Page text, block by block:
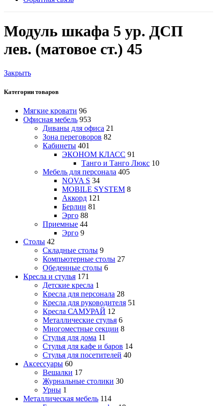
Модуль шкафа 5 ур. ДСП
лев. (матовое ст.) 45
Закрыть
Категории товаров
Мягкие кровати 96
Офисная мебель 953
Диваны для офиса 21
Зона переговоров 82
Кабинеты 401
ЭКОНОМ КЛАСС 91
Танго и Танго Люкс 10
Мебель для персонала 405
NOVA S 34
MOBILE SYSTEM 8
Аккорд 121
Берлин 81
Эрго 88
Приемные 44
Эрго 9
Столы 42
Складные столы 9
Компьютерные столы 27
Обеденные столы 6
Кресла и стулья 171
Детские кресла 1
Кресла для персонала 28
Кресла для руководителя 51
Кресла САМУРАЙ 12
Металлические стулья 6
Многоместные секции 8
Стулья для дома 11
Стулья для кафе и баров 14
Стулья для посетителей 40
Аксессуары 60
Вешалки 17
Журнальные столики 30
Урны 1
Металлическая мебель 114